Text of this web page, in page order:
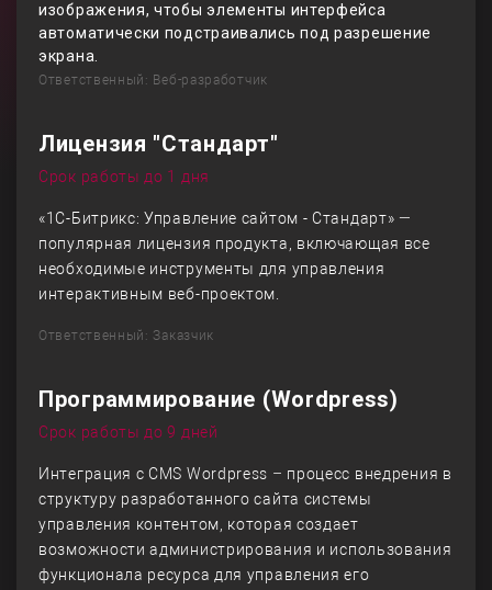
изображения, чтобы элементы интерфейса
автоматически подстраивались под разрешение
экрана.
Ответственный: Веб-разработчик
Лицензия "Стандарт"
Срок работы до 1 дня
«1С-Битрикс: Управление сайтом - Стандарт» —
популярная лицензия продукта, включающая все
необходимые инструменты для управления
интерактивным веб-проектом.
Ответственный: Заказчик
Программирование (Wordpress)
Срок работы до 9 дней
Интеграция с CMS Wordpress – процесс внедрения в
структуру разработанного сайта системы
управления контентом, которая создает
возможности администрирования и использования
функционала ресурса для управления его